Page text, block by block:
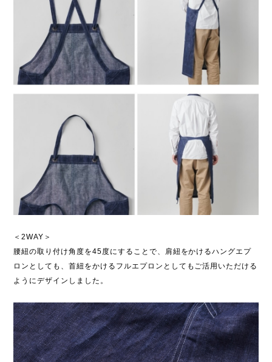
＜2WAY＞
腰紐の取り付け角度を45度にすることで、肩紐をかけるハングエプ
ロンとしても、首紐をかけるフルエプロンとしてもご活用いただける
ようにデザインしました。